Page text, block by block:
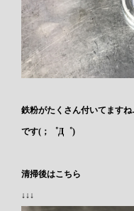
鉄粉がたくさん付いてます
です(；゜Д゜)
清掃後はこちら
↓↓↓